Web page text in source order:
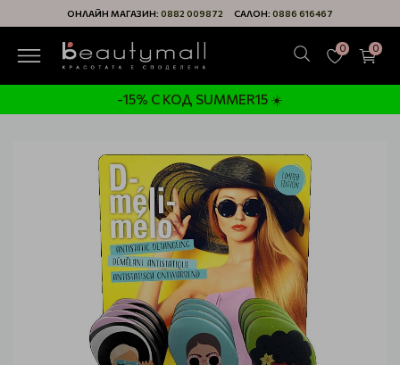
ОНЛАЙН МАГАЗИН: 0882 009872 САЛОН: 0886 616467
0 0
-15% С КОД SUMMER15 ☀️